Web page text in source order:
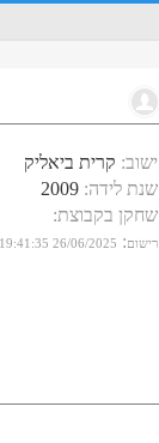
ישוב: קרית ביאליק
שנת לידה:
2009
שחקן בקבוצת:
רישום:
26/06/2025 19:41:35